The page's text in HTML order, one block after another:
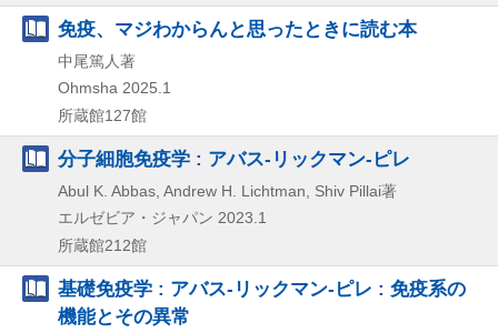
免疫、マジわからんと思ったときに読む本
中尾篤人著
Ohmsha 2025.1
所蔵館127館
分子細胞免疫学 : アバス-リックマン-ピレ
Abul K. Abbas, Andrew H. Lichtman, Shiv Pillai著
エルゼビア・ジャパン 2023.1
所蔵館212館
基礎免疫学 : アバス-リックマン-ピレ : 免疫系の
機能とその異常